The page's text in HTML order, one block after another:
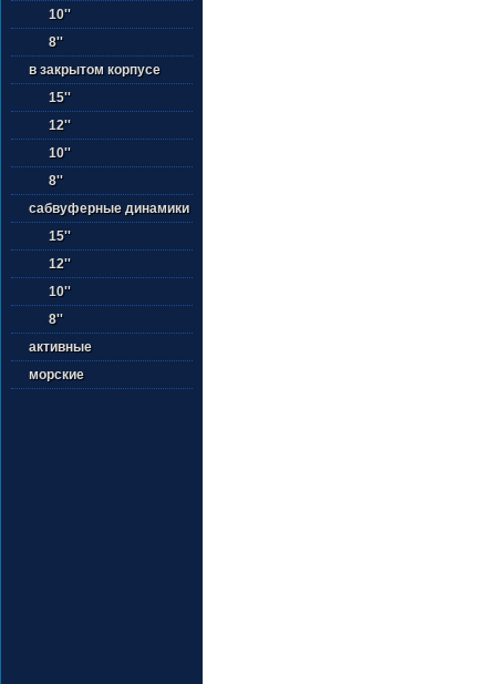
10''
8''
в закрытом корпусе
15''
12''
10''
8''
сабвуферные динамики
15''
12''
10''
8''
активные
морские